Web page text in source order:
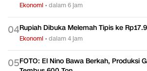
Ekonomi •dalam 6 jam
04Rupiah Dibuka Melemah Tipis ke
Ekonomi •dalam 4 jam
05FOTO: El Nino Bawa Berkah, Produksi